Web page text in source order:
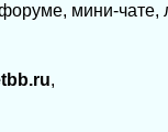
мини-чате,
,